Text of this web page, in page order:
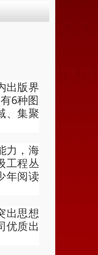
出版界
6种图
、集聚
力，海
工程丛
年阅读
出思想
优质出